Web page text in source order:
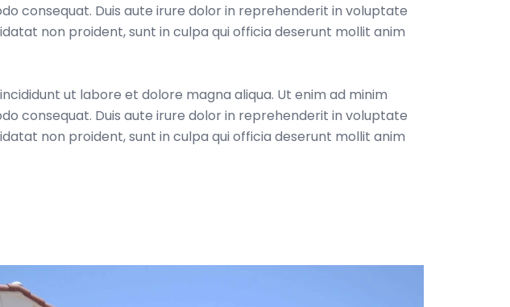
consequat. Duis aute irure dolor in reprehenderit in voluptate
non proident, sunt in culpa qui officia deserunt mollit anim
ut labore et dolore magna aliqua. Ut enim ad minim
consequat. Duis aute irure dolor in reprehenderit in voluptate
non proident, sunt in culpa qui officia deserunt mollit anim